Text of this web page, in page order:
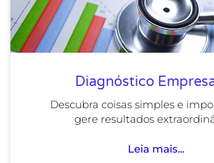
Diagnóstico
Descubra coisas simples e
gere resultados
Leia mais...